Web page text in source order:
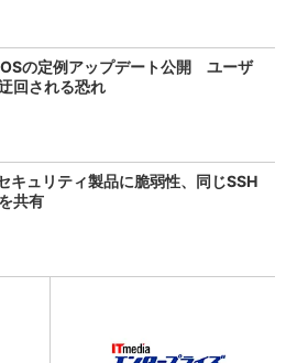
の定例アップデート公開 ユーザ
回される恐れ
キュリティ製品に脆弱性、同じSSH
共有